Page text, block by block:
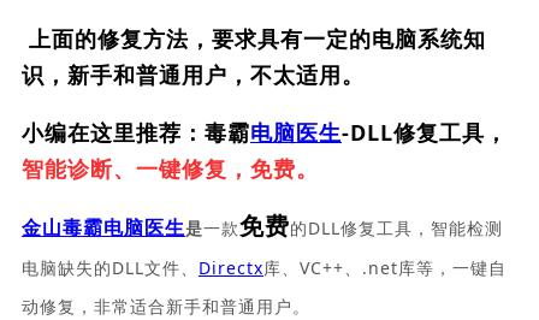
上面的修复方法，要求具有一定的电脑系统知
识，新手和普通用户，不太适用。
小编在这里推荐：毒霸电脑医生-DLL修复工具，
智能诊断、一键修复，免费。
金山毒霸电脑医生是一款免费的DLL修复工具，智能检测
电脑缺失的DLL文件、 Directx库、VC++、.net库等，一键自
动修复，非常适合新手和普通用户。